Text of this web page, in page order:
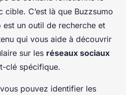
C’est là que Buzzsumo
est un outil de recherche et
qui vous aide à découvrir
sur les réseaux sociaux
clé spécifique.
pouvez identifier les